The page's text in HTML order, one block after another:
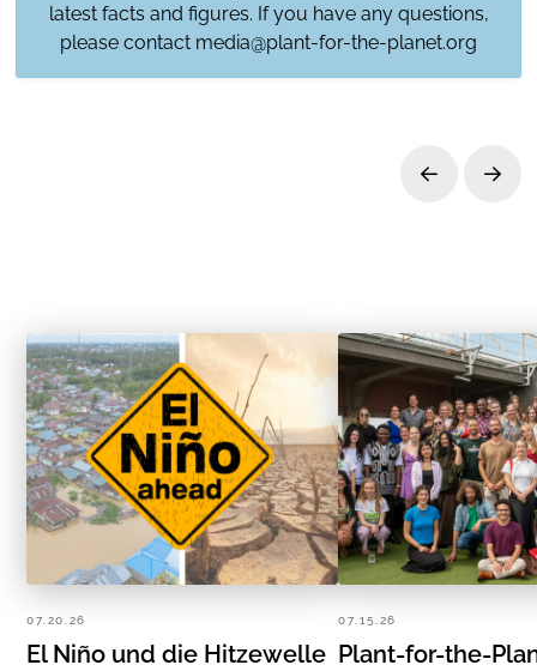
latest facts and figures. If you have any questions,
please contact media@plant-for-the-planet.org
Prev Next
07.20.26
El Niño und die Hitzewelle
07.15.26
Plant-for-the-